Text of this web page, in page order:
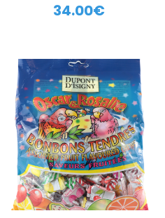
34.00€